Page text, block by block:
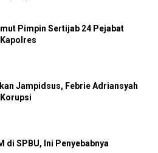
Pimpin Sertijab 24 Pejabat
Jampidsus, Febrie Adriansyah
di SPBU, Ini Penyebabnya